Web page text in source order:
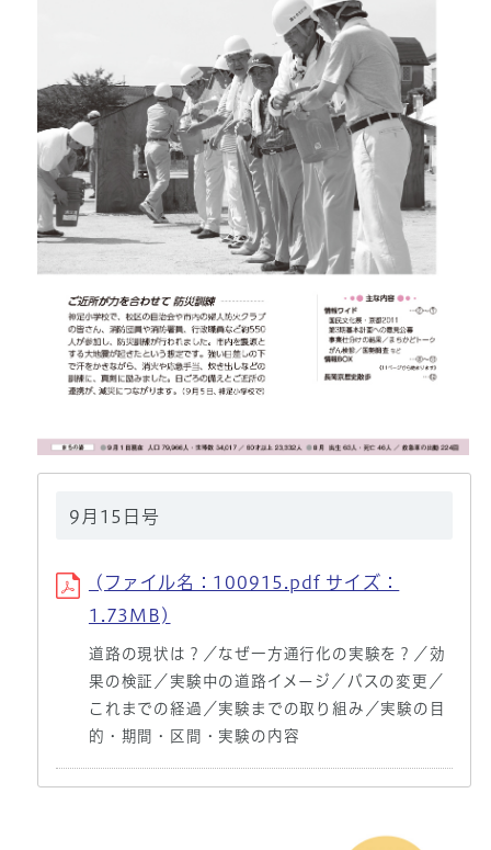
9月15日号
(ファイル名：100915.pdf サイズ：
1.73MB)
道路の現状は？／なぜ一方通行化の実験を？／効
果の検証／実験中の道路イメージ／バスの変更／
これまでの経過／実験までの取り組み／実験の目
的・期間・区間・実験の内容